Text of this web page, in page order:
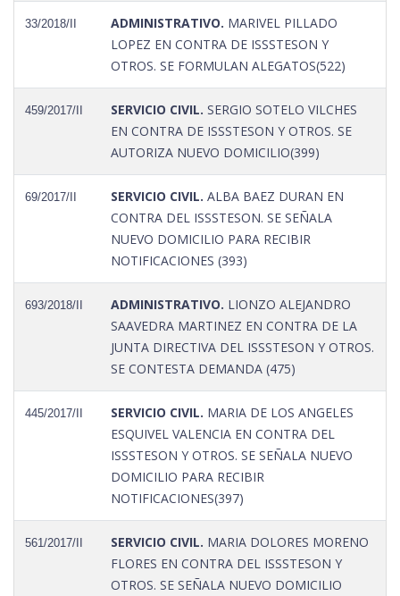
33/2018/II ADMINISTRATIVO. MARIVEL PILLADO
LOPEZ EN CONTRA DE ISSSTESON Y
OTROS. SE FORMULAN ALEGATOS(522)
459/2017/II SERVICIO CIVIL. SERGIO SOTELO VILCHES
EN CONTRA DE ISSSTESON Y OTROS. SE
AUTORIZA NUEVO DOMICILIO(399)
69/2017/II SERVICIO CIVIL. ALBA BAEZ DURAN EN
CONTRA DEL ISSSTESON. SE SEÑALA
NUEVO DOMICILIO PARA RECIBIR
NOTIFICACIONES (393)
693/2018/II ADMINISTRATIVO. LIONZO ALEJANDRO
SAAVEDRA MARTINEZ EN CONTRA DE LA
JUNTA DIRECTIVA DEL ISSSTESON Y OTROS.
SE CONTESTA DEMANDA (475)
445/2017/II SERVICIO CIVIL. MARIA DE LOS ANGELES
ESQUIVEL VALENCIA EN CONTRA DEL
ISSSTESON Y OTROS. SE SEÑALA NUEVO
DOMICILIO PARA RECIBIR
NOTIFICACIONES(397)
561/2017/II SERVICIO CIVIL. MARIA DOLORES MORENO
FLORES EN CONTRA DEL ISSSTESON Y
OTROS. SE SEÑALA NUEVO DOMICILIO